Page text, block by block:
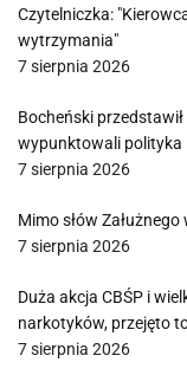
Czytelniczka:
wytrzymania"
7 sierpnia 2026
Bocheński
wypunktowali polityka
7 sierpnia 2026
Mimo słów
7 sierpnia 2026
Duża akcja CBŚP i
narkotyków, przejęto
7 sierpnia 2026